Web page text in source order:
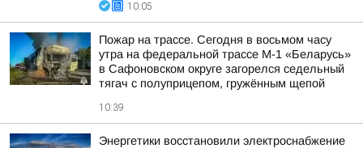
10:05
Пожар на трассе. Сегодня в восьмом часу
утра на федеральной трассе М-1 «Беларусь»
в Сафоновском округе загорелся седельный
тягач с полуприцепом, гружённым щепой
10:39
Энергетики восстановили электроснабжение